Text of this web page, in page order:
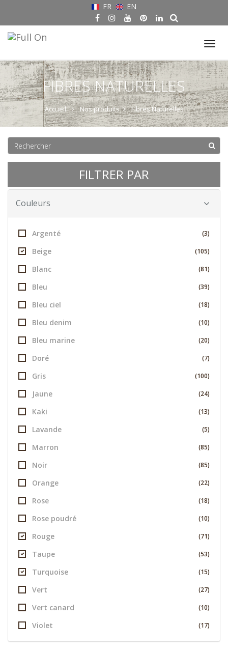
FR EN
FIBRES NATURELLES
Accueil Nos produits Fibres Naturelles
FILTRER PAR
Couleurs
Argenté (3)
Beige (105)
Blanc (81)
Bleu (39)
Bleu ciel (18)
Bleu denim (10)
Bleu marine (20)
Doré (7)
Gris (100)
Jaune (24)
Kaki (13)
Lavande (5)
Marron (85)
Noir (85)
Orange (22)
Rose (18)
Rose poudré (10)
Rouge (71)
Taupe (53)
Turquoise (15)
Vert (27)
Vert canard (10)
Violet (17)